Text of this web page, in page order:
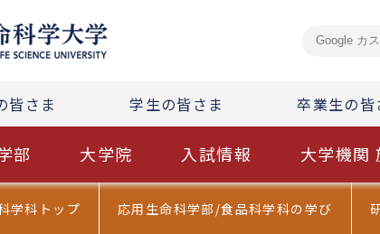
皆さま 学生の皆さま 卒業生の皆
部 大学院 入試情報 大学機関
学科トップ 応用生命科学部/食品科学科の学び